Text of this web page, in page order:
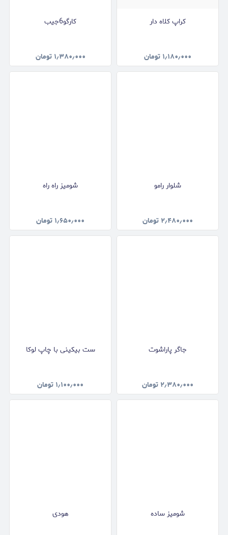
کراپ کلاه دار
۱٫۱۸۰٫۰۰۰ تومان
کارگو6جیب
۱٫۳۸۰٫۰۰۰ تومان
شلوار رامو
۲٫۴۸۰٫۰۰۰ تومان
شومیز راه راه
۱٫۶۵۰٫۰۰۰ تومان
جاگر پاراشوت
۲٫۳۸۰٫۰۰۰ تومان
ست بیکینی با چاپ لوکا
۱٫۱۰۰٫۰۰۰ تومان
شومیز ساده هودی